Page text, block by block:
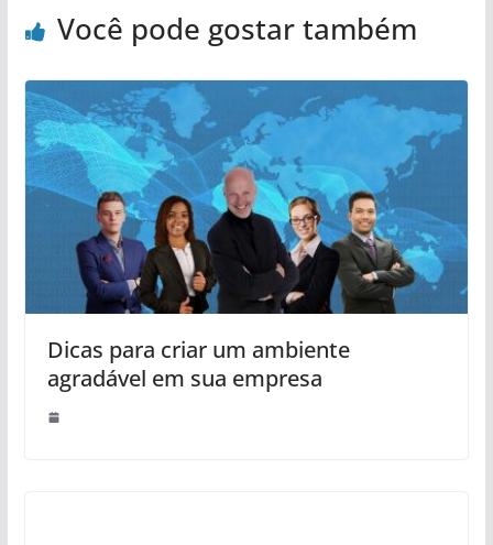
Você pode gostar também
Dicas para criar um ambiente
agradável em sua empresa